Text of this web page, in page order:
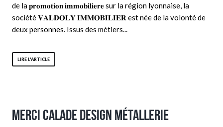
de la 𝐩𝐫𝐨𝐦𝐨𝐭𝐢𝐨𝐧 𝐢𝐦𝐦𝐨𝐛𝐢𝐥𝐢𝐞𝐫𝐞 sur la région lyonnaise, la
société 𝐕𝐀𝐋𝐃𝐎𝐋𝐘 𝐈𝐌𝐌𝐎𝐁𝐈𝐋𝐈𝐄𝐑 est née de la volonté de
deux personnes. Issus des métiers...
LIRE L'ARTICLE
Merci Calade Design Métallerie